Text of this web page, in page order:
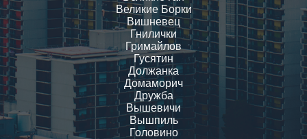
Великие Борки
Вишневец
Гнилички
Гримайлов
Гусятин
Должанка
Домаморич
Дружба
Вышевичи
Вышпиль
Головино